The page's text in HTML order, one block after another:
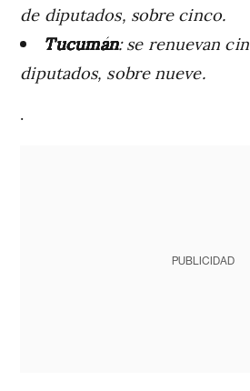
de diputados, sobre cinco.
Tucumán: se renuevan
diputados, sobre nueve.
.
PUBLICIDAD